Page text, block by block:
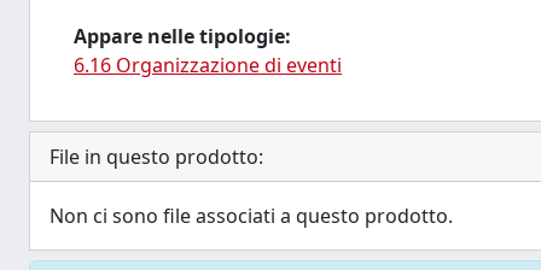
Appare nelle tipologie:
6.16 Organizzazione di eventi
File in questo prodotto:
Non ci sono file associati a questo prodotto.